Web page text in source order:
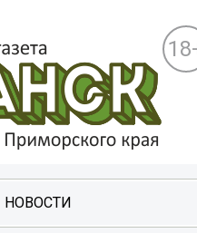
НОВОСТИ